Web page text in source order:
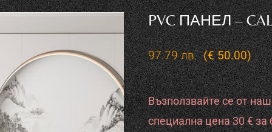
PVC ПАНЕЛ –
97.79лв. (€ 50.00)
Възползвайте се от
специална цена 30 € за